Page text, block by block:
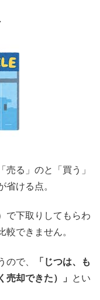
る」のと「買う」
省ける点。
で下取りしてもらわ
較できません。
ので、
「じつは、も
売却できた）」
とい